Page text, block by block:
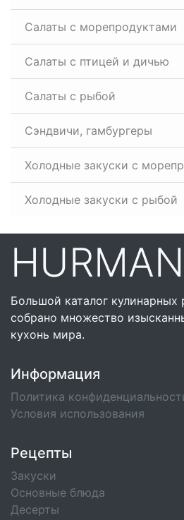
Салаты с морепродуктами
Салаты с птицей и дичью
Салаты с рыбой
Сэндвичи, гамбургеры
Холодные закуски с
Холодные закуски с рыбой
HURMAN
Большой каталог кулинарных
собрано множество
кухонь мира.
Информация
Политика
Условия использования
Рецепты
Закуски
Основные блюда
Десерты